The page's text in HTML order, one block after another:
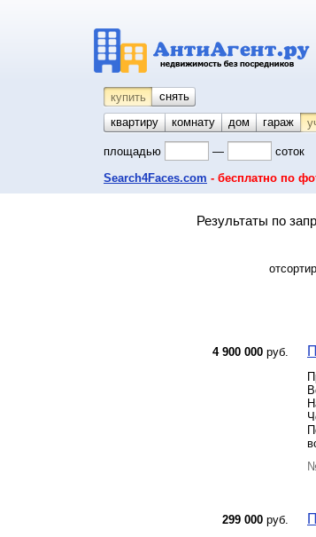
купить снять
квартиру
комнату койко-место
дом гараж
площадью — соток
Search4Faces.com - бесплатно по
Результаты по
4 900 000 руб.
299 000 руб.